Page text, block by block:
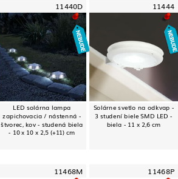
11440D
LED solárna lampa
zapichovacia / nástenná -
štvorec, kov - studená biela
- 10 x 10 x 2,5 (+11) cm
11444
Solárne svetlo na odkvap -
3 studení biele SMD LED -
biela - 11 x 2,6 cm
11468M 11468P